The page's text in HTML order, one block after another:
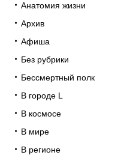
Анатомия жизни
Архив
Афиша
Без рубрики
Бессмертный полк
В городе L
В космосе
В мире
В регионе